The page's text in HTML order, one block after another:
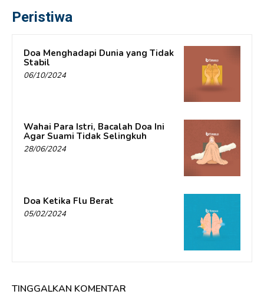
Peristiwa
Doa Menghadapi Dunia yang Tidak
Stabil
06/10/2024
Wahai Para Istri, Bacalah Doa Ini
Agar Suami Tidak Selingkuh
28/06/2024
Doa Ketika Flu Berat
05/02/2024
TINGGALKAN KOMENTAR